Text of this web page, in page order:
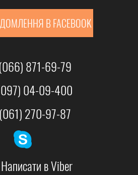
В FACEBOOK
871-69-79
04-09-400
270-97-87
Написати в Viber